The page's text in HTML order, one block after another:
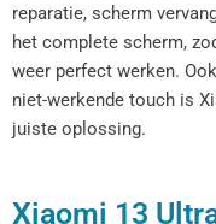
reparatie, scherm
het complete scherm,
weer perfect werken.
niet-werkende touch is
juiste oplossing.
Xiaomi 13